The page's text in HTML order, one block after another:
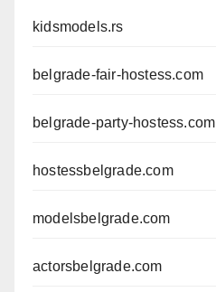
kidsmodels.rs
belgrade-fair-hostess.com
belgrade-party-hostess.com
hostessbelgrade.com
modelsbelgrade.com
actorsbelgrade.com